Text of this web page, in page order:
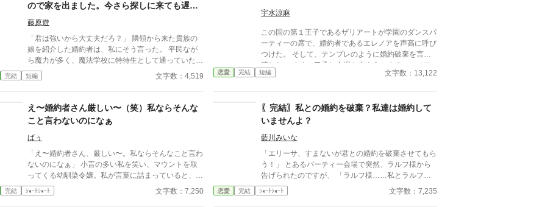
ので家を出ました。今さら探しに来ても遅い
です
藤原遊
「君は強いから大丈夫だろ？」 隣領から来た貴族の
娘を紹介した婚約者は、私にそう言った。 平民なが
ら魔力が多く、魔法学校に特待生として通っていた私
は、在学中に領主の息子に見初められた。 「君の力
なら、この街を守れる。一緒に守ろう」 そう言われ
はほとんど魔物が近づかなくなり、平和な日々が続い
ていた。 ――あの日までは。 隣領から来た貴族の娘
を紹介した婚約者は、私にこう言った。 「君は強い
から大丈夫だろ？」 その言葉を聞いた瞬間、私はよ
うやく気づく。 彼にとって私は、何だったのか。 だ
から私は、静かに街を出ることにした。 ……今さら
探しに来ても遅いです。
完結 短編 文字数：4,519
宇水涼麻
この国の第１王子であるザリアートが学園のダンスパ
ーティーの席で、婚約者であるエレノアを声高に呼び
つけた。 そして、テンプレのように婚約破棄を言い
渡した。 すぐに了承し会場を出ようとするエレノア
をザリアートが引き止める。 そこへ颯爽と３人の淑
洋ヨーロッパ風学園ラブストーリーです。
恋愛 完結 短編 文字数：13,122
え〜婚約者さん厳しい〜（笑）私ならそんな
こと言わないのになぁ
ばぅ
「え〜婚約者さん、厳しい〜。私ならそんなこと言わ
ないのになぁ」 小言の多い私を笑い、マウントを取
ってくる幼馴染令嬢。私が言葉に詰まっていると、豪
快で声のデカい婚約者が笑い飛ばした。 「そうだ
な、だからお前は未だに婚約相手が決まらないんだろ
完結 ｼｮｰﾄｼｮｰﾄ 文字数：7,250
〖完結〗私との婚約を破棄？私達は婚約して
いませんよ？
藍川みいな
「エリーサ、すまないが君との婚約を破棄させてもら
う！」 とあるパーティー会場で突然、ラルフ様から
告げられたのですが、 「ラルフ様……私とラルフ様
は、婚約なんてしていませんよ？」 確かに昔、婚約
をしていましたが、三年前に同じセリフで婚約破棄し
恋愛 完結 ｼｮｰﾄｼｮｰﾄ 文字数：7,235